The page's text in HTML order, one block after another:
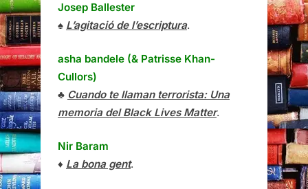
Josep Ballester
♠ L’agitació de l’escriptura.
asha bandele (& Patrisse Khan-
Cullors)
♣ Cuando te llaman terrorista: Una
memoria del Black Lives Matter.
Nir Baram
♦ La bona gent.